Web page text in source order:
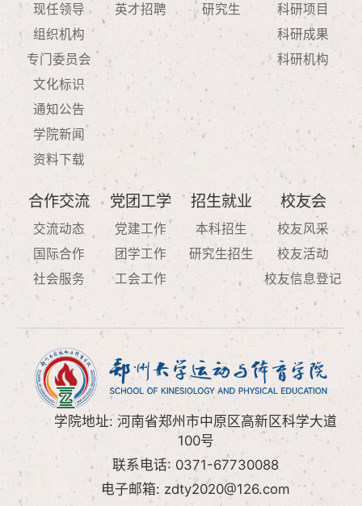
现任领导
组织机构
专门委员会
文化标识
通知公告
学院新闻
资料下载
英才招聘
研究生
科研项目
科研成果
科研机构
合作交流
交流动态
国际合作
社会服务
党团工学
党建工作
团学工作
工会工作
招生就业
本科招生
研究生招生
校友会
校友风采
校友活动
校友信息登记
学院地址: 河南省郑州市中原区高新区科学大道
100号
联系电话: 0371-67730088
电子邮箱: zdty2020@126.com